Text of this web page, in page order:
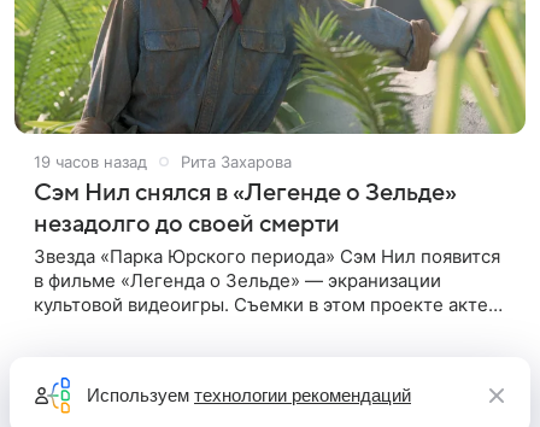
19 часов назад Рита Захарова
Сэм Нил снялся в «Легенде о Зельде»
незадолго до своей смерти
Звезда «Парка Юрского периода» Сэм Нил появится
в фильме «Легенда о Зельде» — экранизации
культовой видеоигры. Съемки в этом проекте актер
Используем технологии рекомендаций